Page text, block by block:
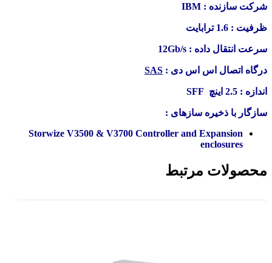
شرکت سازنده : IBM
ظرفیت : 1.6 ترابایت
سرعت انتقال داده : 12Gb/s
درگاه اتصال اس اس دی : SAS
اندازه : 2.5 اینچ SFF
سازگار با ذخیره سازهای :
Storwize V3500 & V3700 Controller and Expansion
enclosures
محصولات مرتبط